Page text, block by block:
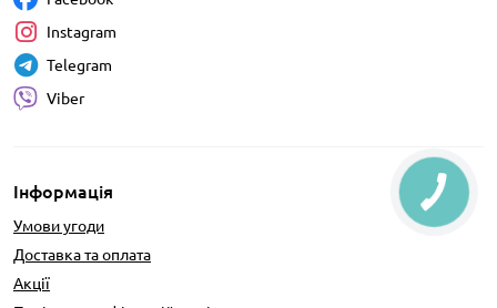
Інформація
Умови угоди
Доставка та оплата
Акції
Instagram
Telegram
Viber